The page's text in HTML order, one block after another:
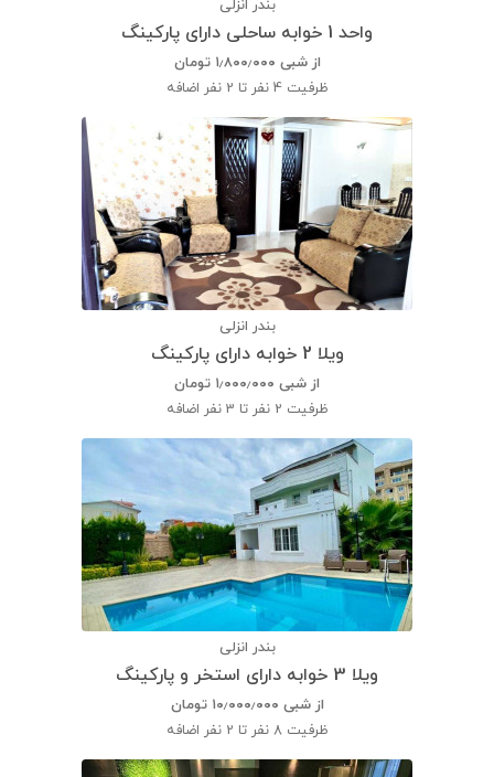
بندر انزلی
واحد 1 خوابه ساحلی دارای پارکینگ
از شبی ۱٫۸۰۰٫۰۰۰ تومان
ظرفیت 4 نفر تا 2 نفر اضافه
بندر انزلی
ویلا 2 خوابه دارای پارکینگ
از شبی ۱٫۰۰۰٫۰۰۰ تومان
ظرفیت 2 نفر تا 3 نفر اضافه
بندر انزلی
ویلا 3 خوابه دارای استخر و پارکینگ
از شبی ۱۰٫۰۰۰٫۰۰۰ تومان
ظرفیت 8 نفر تا 2 نفر اضافه